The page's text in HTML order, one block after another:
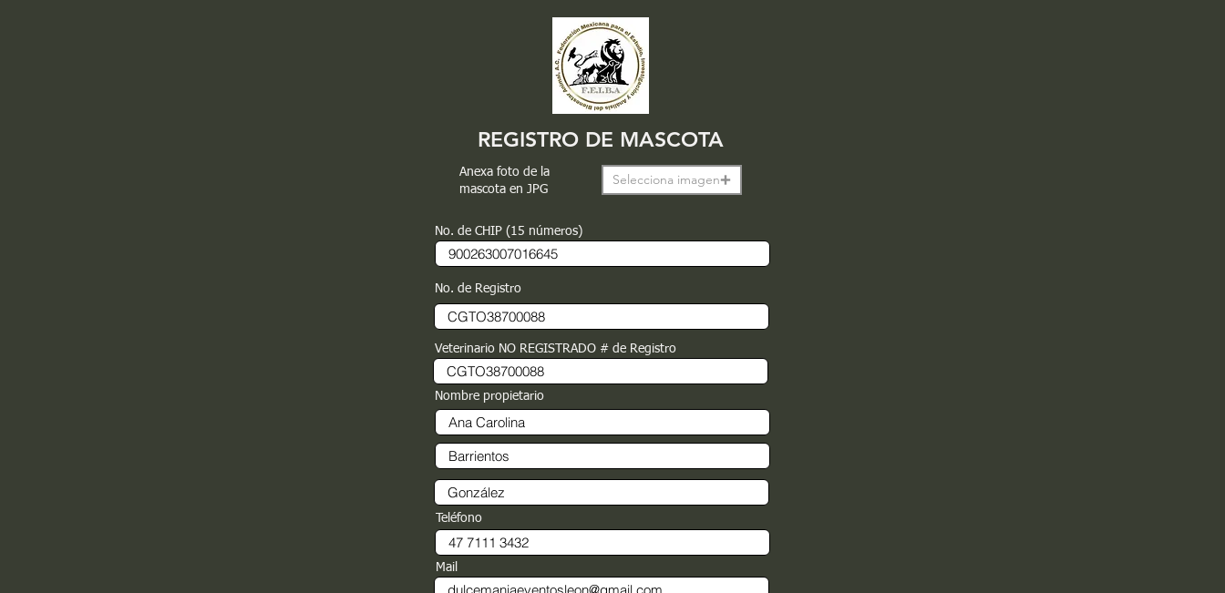
REGISTRO DE MASCOTA
Selecciona imagen
Anexa foto de la
mascota en JPG
No. de CHIP (15 números)
No. de Registro
Veterinario NO REGISTRADO # de Registro
Nombre propietario
Teléfono
Mail